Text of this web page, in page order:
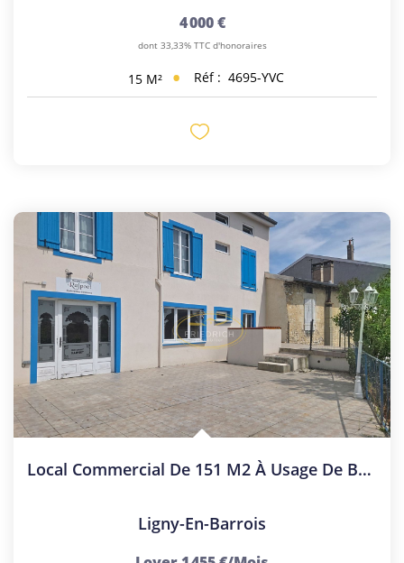
4 000 €
dont 33,33% TTC d'honoraires
15 M² Réf : 4695-YVC
Local Commercial De 151 M2 À Usage De Bar-Restaurant Avec Te
Ligny-En-Barrois